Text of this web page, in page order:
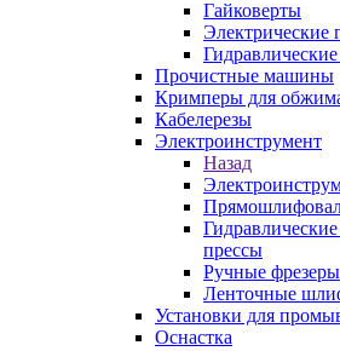
Гайковерты
Электрические
Прочистные машины
Кримперы для
Кабелерезы
Электроинструмент
Назад
прессы
Ручные фрезеры
Ленточные
Установки для
Оснастка